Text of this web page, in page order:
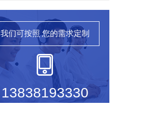
我们可按照您的需求定制
13838193330